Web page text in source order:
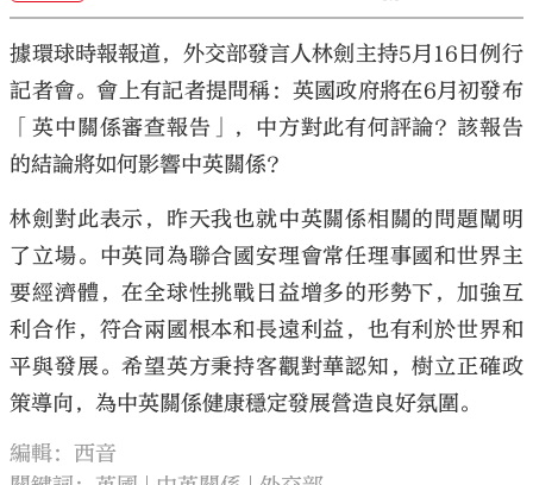
據環球時報報道，外交部發言人林劍主持5月16日例行
記者會。會上有記者提問稱：英國政府將在6月初發布
「英中關係審查報告」，中方對此有何評論？該報告
的結論將如何影響中英關係？
林劍對此表示，昨天我也就中英關係相關的問題闡明
了立場。中英同為聯合國安理會常任理事國和世界主
要經濟體，在全球性挑戰日益增多的形勢下，加強互
利合作，符合兩國根本和長遠利益，也有利於世界和
平與發展。希望英方秉持客觀對華認知，樹立正確政
策導向，為中英關係健康穩定發展營造良好氛圍。
編輯：西音